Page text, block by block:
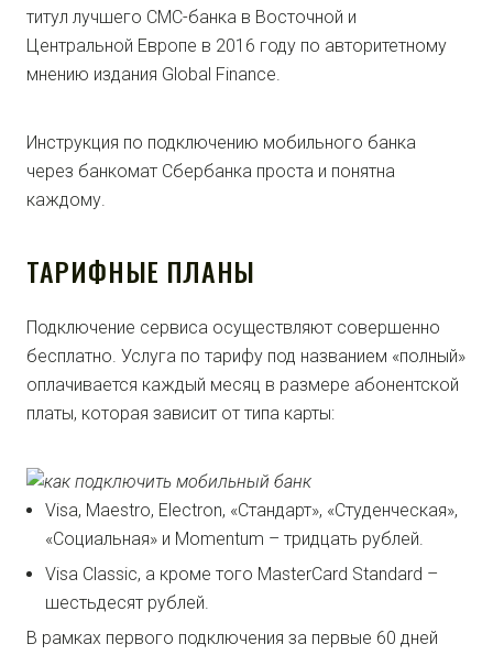
титул лучшего ​СМС-банка​ в Восточной и
Центральной Европе в 2016 году по авторитетному
мнению издания Global Finance.
Инструкция по подключению мобильного банка
через банкомат Сбербанка проста и понятна
каждому.
ТАРИФНЫЕ ПЛАНЫ
Подключение сервиса осуществляют совершенно
бесплатно. Услуга по тарифу под названием «полный»
оплачивается каждый месяц в размере абонентской
платы, которая зависит от типа карты:
Visa, Maestro, Electron, «Стандарт», «Студенческая»,
«Социальная» и Momentum – тридцать рублей.
Visa Classic, а кроме того MasterCard Standard –
шестьдесят рублей.
В рамках первого подключения за первые 60 дней